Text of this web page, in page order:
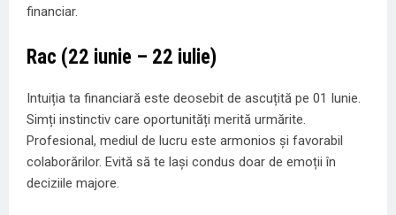
financiar.
Rac (22 iunie – 22 iulie)
Intuiția ta financiară este deosebit de ascuțită pe 01 Iunie.
Simți instinctiv care oportunități merită urmărite.
Profesional, mediul de lucru este armonios și favorabil
colaborărilor. Evită să te lași condus doar de emoții în
deciziile majore.